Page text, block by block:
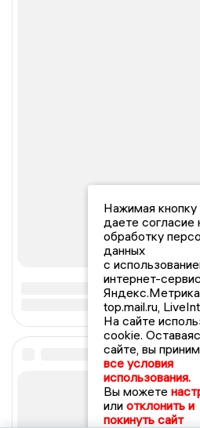
Нажимая кнопку
даете согласие
обработку
данных
с
интернет-
top.mail.ru,
На сайте
cookie.
сайте, вы
все условия
использования.
Вы можете
или отклонить и
покинуть сайт